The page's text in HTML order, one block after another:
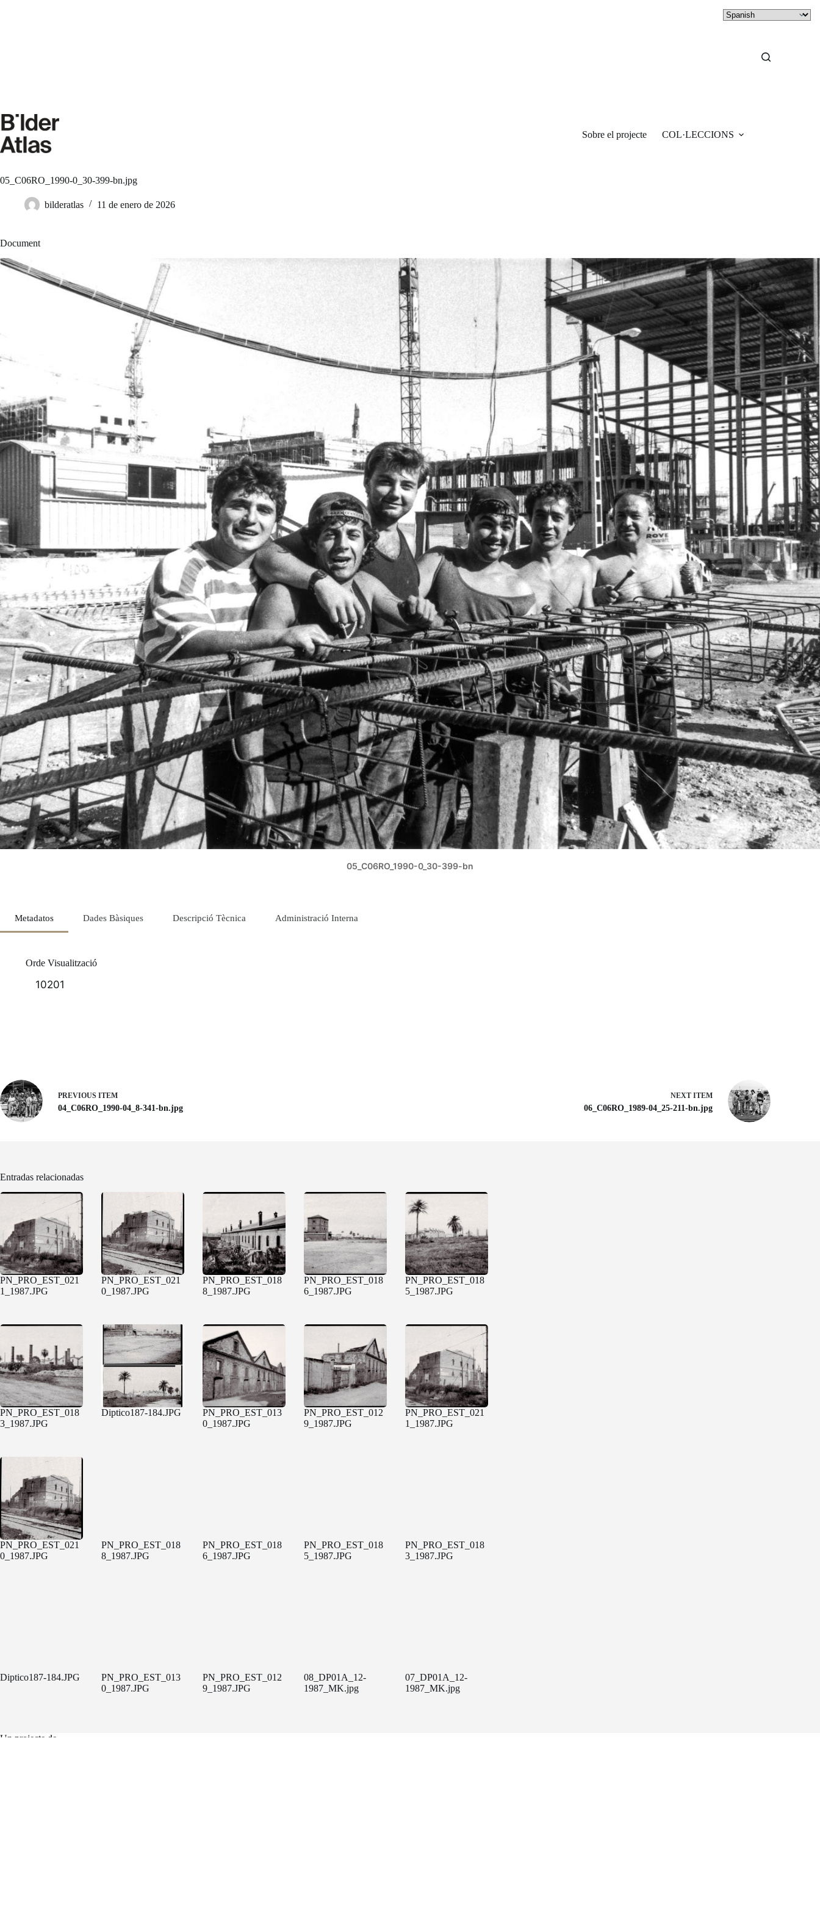
Sobre el projecte COL·LECCIONS
05_C06RO_1990-0_30-399-bn.jpg
bilderatlas 11 de enero de 2026
Document
05_C06RO_1990-0_30-399-bn
Metadatos
Orde Visualització
10201
Dades Bàsiques Descripció Tècnica Administració Interna
PREVIOUS ITEM
04_C06RO_1990-04_8-341-bn.jpg
NEXT ITEM
06_C06RO_1989-04_25-211-bn.jpg
Entradas relacionadas
PN_PRO_EST_021
1_1987.JPG
PN_PRO_EST_021
0_1987.JPG
PN_PRO_EST_018
8_1987.JPG
PN_PRO_EST_018
6_1987.JPG
PN_PRO_EST_018
5_1987.JPG
PN_PRO_EST_018
3_1987.JPG
Diptico187-184.JPG
PN_PRO_EST_013
0_1987.JPG
PN_PRO_EST_012
9_1987.JPG
PN_PRO_EST_021
1_1987.JPG
PN_PRO_EST_021
0_1987.JPG
PN_PRO_EST_018
8_1987.JPG
PN_PRO_EST_018
6_1987.JPG
PN_PRO_EST_018
5_1987.JPG
PN_PRO_EST_018
3_1987.JPG
Diptico187-184.JPG
PN_PRO_EST_013
0_1987.JPG
PN_PRO_EST_012
9_1987.JPG
08_DP01A_12-
1987_MK.jpg
07_DP01A_12-
1987_MK.jpg
Un projecte de